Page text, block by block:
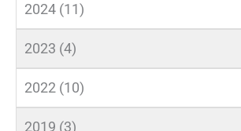
2024 (11)
2023 (4)
2022 (10)
2019 (3)